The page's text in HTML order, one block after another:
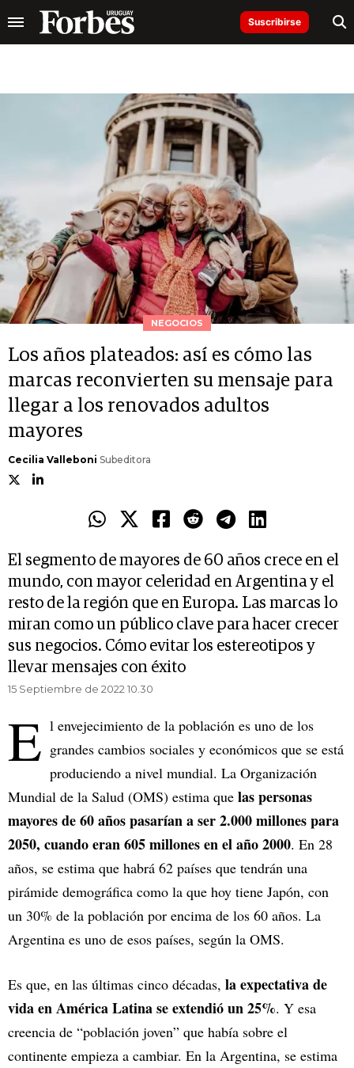
Suscribirse
NEGOCIOS
Los años plateados: así es cómo las
marcas reconvierten su mensaje para
llegar a los renovados adultos
mayores
Cecilia Valleboni Subeditora
El segmento de mayores de 60 años crece en el
mundo, con mayor celeridad en Argentina y el
resto de la región que en Europa. Las marcas lo
miran como un público clave para hacer crecer
sus negocios. Cómo evitar los estereotipos y
llevar mensajes con éxito
15 Septiembre de 2022 10.30
E l envejecimiento de la población es uno de los
grandes cambios sociales y económicos que se está
produciendo a nivel mundial. La Organización
Mundial de la Salud (OMS) estima que las personas
mayores de 60 años pasarían a ser 2.000 millones para
2050, cuando eran 605 millones en el año 2000. En 28
años, se estima que habrá 62 países que tendrán una
pirámide demográfica como la que hoy tiene Japón, con
un 30% de la población por encima de los 60 años. La
Argentina es uno de esos países, según la OMS.
Es que, en las últimas cinco décadas, la expectativa de
vida en América Latina se extendió un 25%. Y esa
creencia de “población joven” que había sobre el
continente empieza a cambiar. En la Argentina, se estima